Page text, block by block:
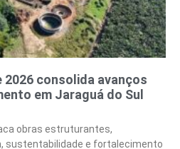
consolida avanços
em Jaraguá do Sul
obras estruturantes,
sustentabilidade e fortalecimento